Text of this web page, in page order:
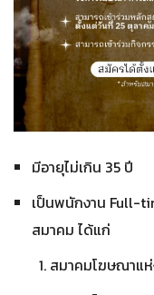
มีอายุไม่เกิน 35 ปี
เป็นพนักงาน Full-
สมาคม ได้แก่
สมาคมโฆษณาแห่